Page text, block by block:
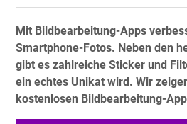
Mit Bildbearbeitung-Apps
Smartphone-Fotos. Neben den
gibt es zahlreiche Sticker und
ein echtes Unikat wird. Wir
kostenlosen Bildbearbeitung-